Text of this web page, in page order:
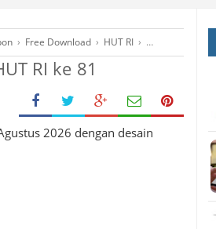
› Free Download › HUT RI › Link Twibbon
RI ke 81
2026 dengan desain